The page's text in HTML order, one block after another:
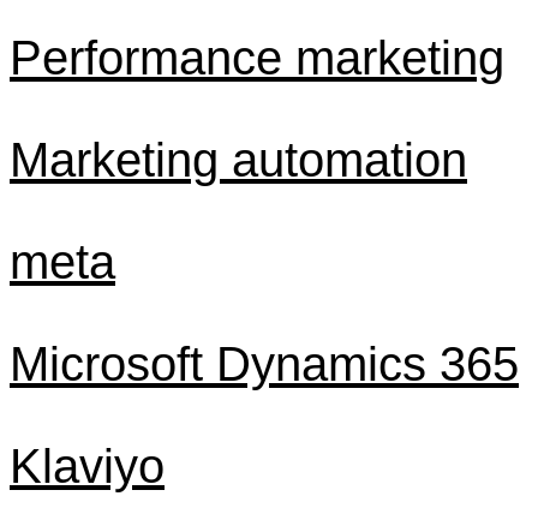
Performance marketing
Marketing automation
meta
Microsoft Dynamics 365
Klaviyo